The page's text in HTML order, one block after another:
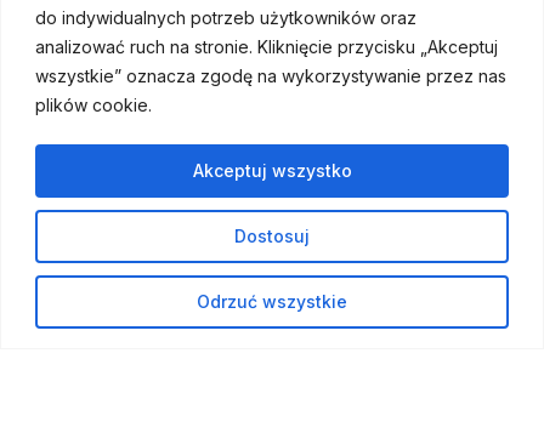
do indywidualnych potrzeb użytkowników oraz
analizować ruch na stronie. Kliknięcie przycisku „Akceptuj
wszystkie” oznacza zgodę na wykorzystywanie przez nas
plików cookie.
Dostosuj
Odrzuć wszystkie
Akceptuj wszystko
Pielęgniarka stomijna
UMÓW WIZYTĘ